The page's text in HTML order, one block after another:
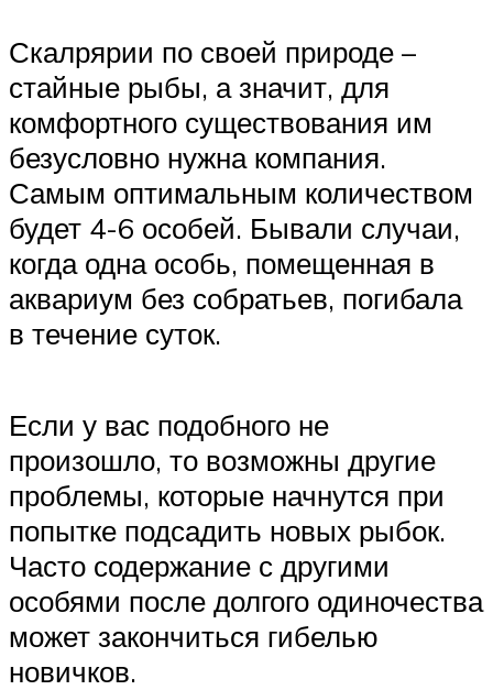
Скалрярии по своей природе –
стайные рыбы, а значит, для
комфортного существования им
безусловно нужна компания.
Самым оптимальным количеством
будет 4-6 особей. Бывали случаи,
когда одна особь, помещенная в
аквариум без собратьев, погибала
в течение суток.
Если у вас подобного не
произошло, то возможны другие
проблемы, которые начнутся при
попытке подсадить новых рыбок.
Часто содержание с другими
особями после долгого одиночества
может закончиться гибелью
новичков.